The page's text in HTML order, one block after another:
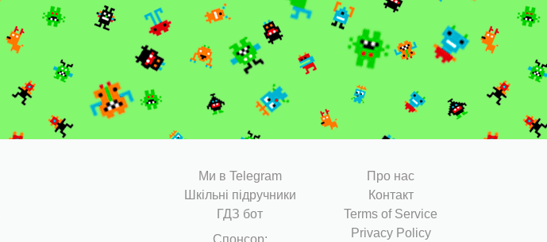
Ми в Telegram
Шкільні підручники
ГДЗ бот
Про нас
Контакт
Terms of Service
Privacy Policy